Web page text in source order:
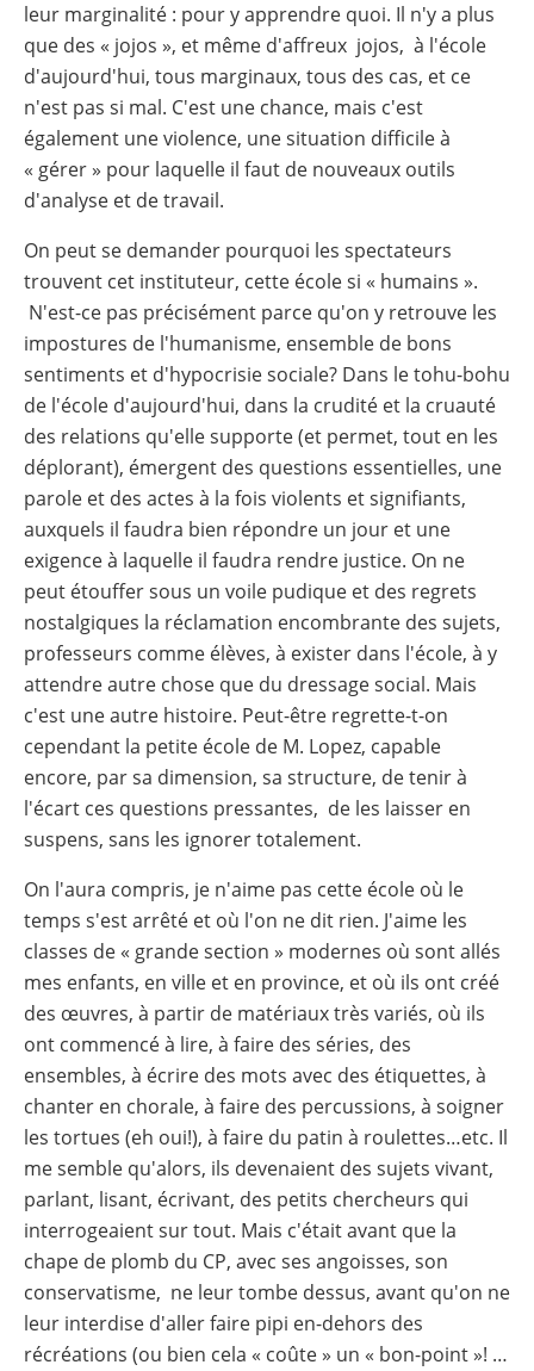
leur marginalité : pour y apprendre quoi. Il n'y a plus
que des « jojos », et même d'affreux jojos, à l'école
d'aujourd'hui, tous marginaux, tous des cas, et ce
n'est pas si mal. C'est une chance, mais c'est
également une violence, une situation difficile à
« gérer » pour laquelle il faut de nouveaux outils
d'analyse et de travail.
On peut se demander pourquoi les spectateurs
trouvent cet instituteur, cette école si « humains ».
N'est-ce pas précisément parce qu'on y retrouve les
impostures de l'humanisme, ensemble de bons
sentiments et d'hypocrisie sociale? Dans le tohu-bohu
de l'école d'aujourd'hui, dans la crudité et la cruauté
des relations qu'elle supporte (et permet, tout en les
déplorant), émergent des questions essentielles, une
parole et des actes à la fois violents et signifiants,
auxquels il faudra bien répondre un jour et une
exigence à laquelle il faudra rendre justice. On ne
peut étouffer sous un voile pudique et des regrets
nostalgiques la réclamation encombrante des sujets,
professeurs comme élèves, à exister dans l'école, à y
attendre autre chose que du dressage social. Mais
c'est une autre histoire. Peut-être regrette-t-on
cependant la petite école de M. Lopez, capable
encore, par sa dimension, sa structure, de tenir à
l'écart ces questions pressantes, de les laisser en
suspens, sans les ignorer totalement.
On l'aura compris, je n'aime pas cette école où le
temps s'est arrêté et où l'on ne dit rien. J'aime les
classes de « grande section » modernes où sont allés
mes enfants, en ville et en province, et où ils ont créé
des œuvres, à partir de matériaux très variés, où ils
ont commencé à lire, à faire des séries, des
ensembles, à écrire des mots avec des étiquettes, à
chanter en chorale, à faire des percussions, à soigner
les tortues (eh oui!), à faire du patin à roulettes…etc. Il
me semble qu'alors, ils devenaient des sujets vivant,
parlant, lisant, écrivant, des petits chercheurs qui
interrogeaient sur tout. Mais c'était avant que la
chape de plomb du CP, avec ses angoisses, son
conservatisme, ne leur tombe dessus, avant qu'on ne
leur interdise d'aller faire pipi en-dehors des
récréations (ou bien cela « coûte » un « bon-point »! …